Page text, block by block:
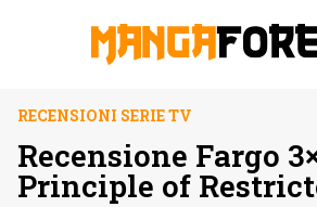
RECENSIONI SERIE TV
Recensione Fargo
Principle of